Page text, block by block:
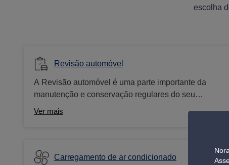
escolha
Revisão automóvel
A Revisão automóvel é uma parte importante da
manutenção e conservação regulares do seu
veículo. Vários serviços mantêm o desempenho, a
Ver mais
Carregamento de ar condicionado